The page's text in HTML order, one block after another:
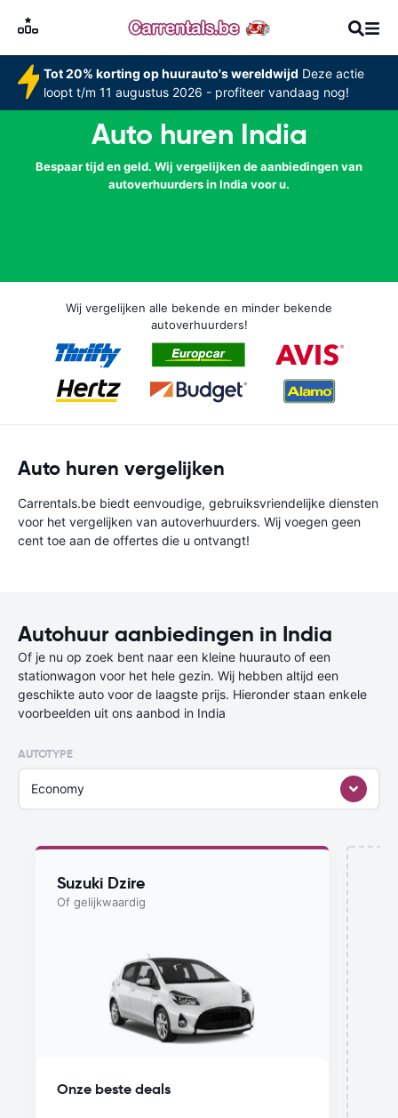
Tot 20% korting op huurauto's wereldwijd Deze actie
loopt t/m 11 augustus 2026 - profiteer vandaag nog!
Auto huren India
Bespaar tijd en geld. Wij vergelijken de aanbiedingen van
autoverhuurders in India voor u.
Wij vergelijken alle bekende en minder bekende
autoverhuurders!
Auto huren vergelijken
Carrentals.be biedt eenvoudige, gebruiksvriendelijke diensten
voor het vergelijken van autoverhuurders. Wij voegen geen
cent toe aan de offertes die u ontvangt!
Autohuur aanbiedingen in India
Of je nu op zoek bent naar een kleine huurauto of een
stationwagon voor het hele gezin. Wij hebben altijd een
geschikte auto voor de laagste prijs. Hieronder staan enkele
voorbeelden uit ons aanbod in India
AUTOTYPE
Economy
Suzuki Dzire
Of gelijkwaardig
Onze beste deals